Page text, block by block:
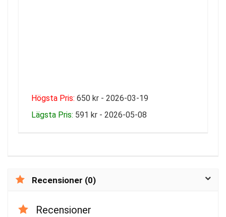
Högsta Pris: 650 kr - 2026-03-19
Lägsta Pris: 591 kr - 2026-05-08
Recensioner (0)
Recensioner